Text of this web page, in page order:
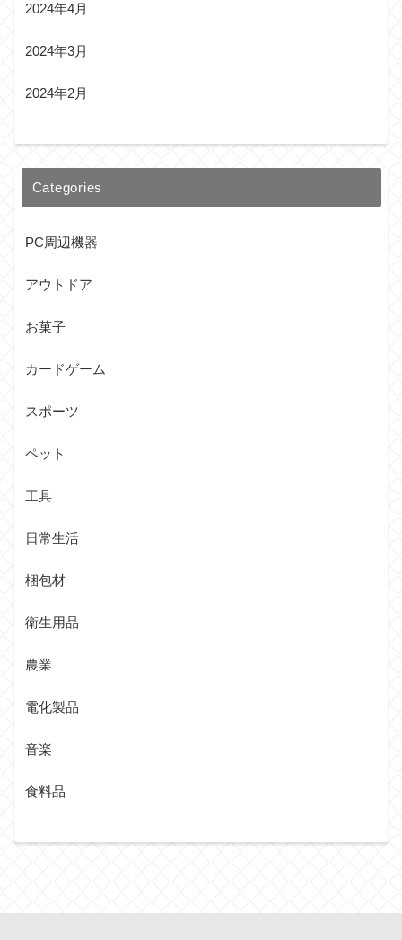
2024年4月
2024年3月
2024年2月
Categories
PC周辺機器
アウトドア
お菓子
カードゲーム
スポーツ
ペット
工具
日常生活
梱包材
衛生用品
農業
電化製品
音楽
食料品